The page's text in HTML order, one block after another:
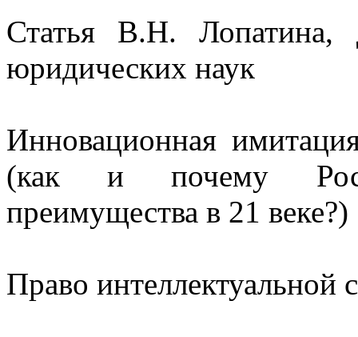
Статья В.Н. Лопатина,
юридических наук
Инновационная
(как и почему
преимущества в 21 веке?)
Право интеллектуальной